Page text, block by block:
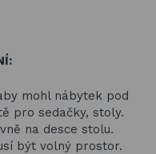
mohl nábytek pod
pro sedačky, stoly.
na desce stolu.
být volný prostor.